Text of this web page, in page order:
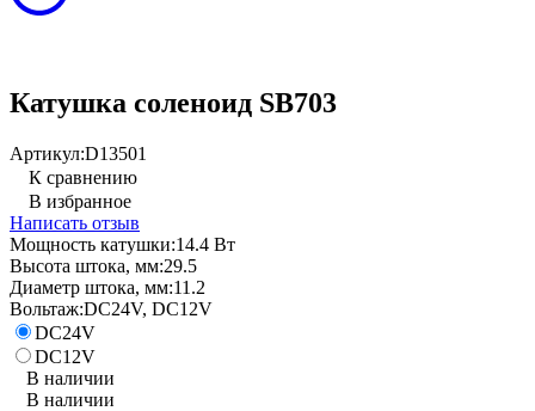
Катушка соленоид SB703
Артикул:D13501
К сравнению
В избранное
Написать отзыв
Мощность катушки:14.4 Вт
Высота штока, мм:29.5
Диаметр штока, мм:11.2
Вольтаж:DC24V, DC12V
DC24V
DC12V
В наличии
В наличии